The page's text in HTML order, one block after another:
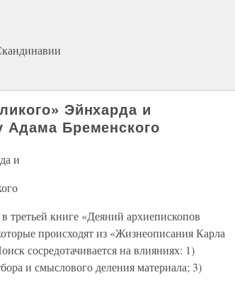
Эйнхарда и
Адама Бременского
и
третьей книге «Деяний архиепископов
происходят из «Жизнеописания Карла
сосредотачивается на влияниях: 1)
и смыслового деления материала; 3)